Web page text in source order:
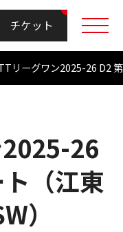
チケット
リーグワン2025-26 D2
26
（江東
）